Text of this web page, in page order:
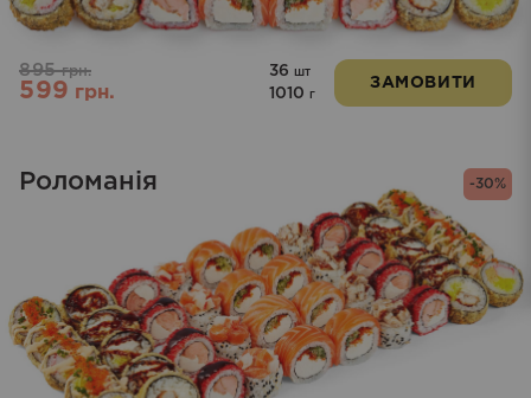
895грн.
599грн.
36 шт
1010 г
ЗАМОВИТИ
-30%
Роломанія